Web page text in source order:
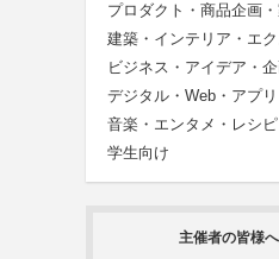
プロダクト・商品企画
建築・インテリア・エ
ビジネス・アイデア・
デジタル・Web・アプリ
音楽・エンタメ・レシピ
学生向け
主催者の皆様へ